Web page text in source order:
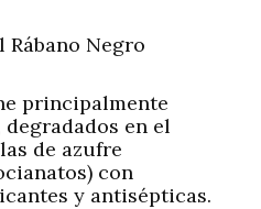
Rábano Negro
principalmente
en el
de azufre
con
y antisépticas.